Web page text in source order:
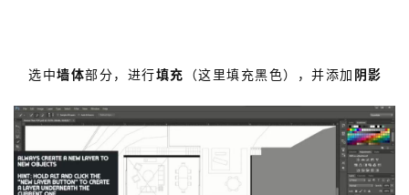
选中墙体部分，进行填充 （这里填充黑色），并添加 阴影